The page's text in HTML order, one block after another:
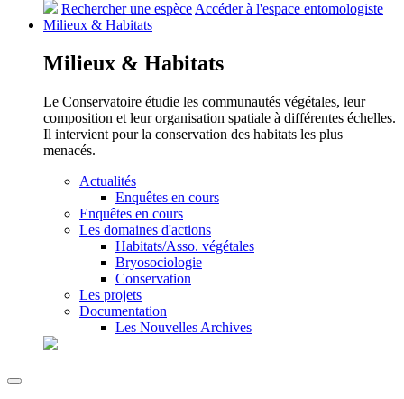
Rechercher une espèce Accéder à l'espace entomologiste
Milieux & Habitats
Milieux & Habitats
Le Conservatoire étudie les communautés végétales, leur
composition et leur organisation spatiale à différentes échelles.
Il intervient pour la conservation des habitats les plus
menacés.
Actualités
Enquêtes en cours
Enquêtes en cours
Les domaines d'actions
Habitats/Asso. végétales
Bryosociologie
Conservation
Les projets
Documentation
Les Nouvelles Archives